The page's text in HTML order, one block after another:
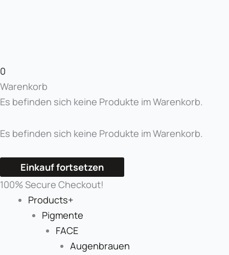
0
Warenkorb
Es befinden sich keine Produkte im Warenkorb.
Es befinden sich keine Produkte im Warenkorb.
Einkauf fortsetzen
100% Secure Checkout!
Products+
Pigmente
FACE
Augenbrauen